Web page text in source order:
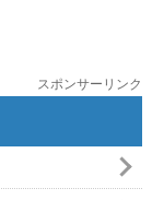
スポンサーリンク